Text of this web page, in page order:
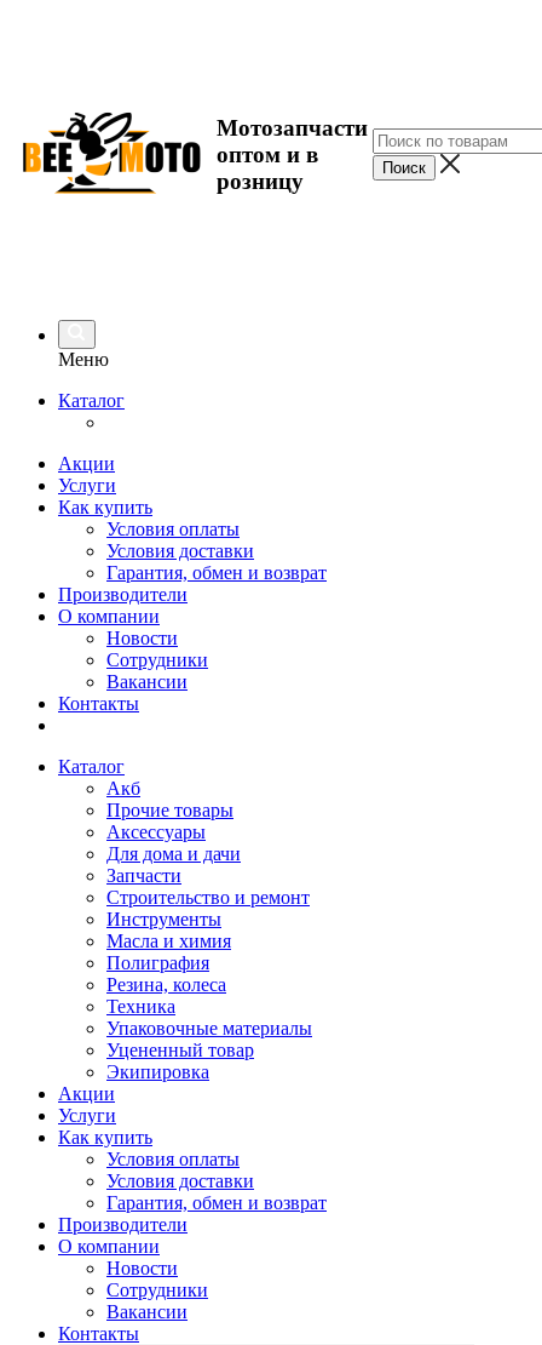
Мотозапчасти
оптом и в
розницу
Меню
Каталог
Акции
Услуги
Как купить
Условия оплаты
Условия доставки
Гарантия, обмен и возврат
Производители
О компании
Новости
Сотрудники
Вакансии
Контакты
Каталог
Акб
Прочие товары
Аксессуары
Для дома и дачи
Запчасти
Строительство и ремонт
Инструменты
Масла и химия
Полиграфия
Резина, колеса
Техника
Упаковочные материалы
Уцененный товар
Экипировка
Акции
Услуги
Как купить
Условия оплаты
Условия доставки
Гарантия, обмен и возврат
Производители
О компании
Новости
Сотрудники
Вакансии
Контакты